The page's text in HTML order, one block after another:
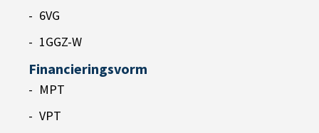
6VG
1GGZ-W
Financieringsvorm
MPT
VPT